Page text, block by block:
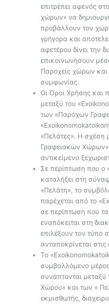
επιτρέπει αφενός
χώρων» να
προβάλλουν τον
γρήγορα και
αφετέρου δίνει την
επικοινωνήσουν
Παροχείς χώρων
συμφωνίας.
Οι Όροι Χρήσης και
μεταξύ του
των «Παρόχων
«Πελάτες». Η σχέση
Γραφειακών Χώρων»
αντικείμενο
Σε περίπτωση που ο
καταλήξει στη
«Πελάτη», το
παρέχεται από το
σε περίπτωση που
εναπόκειται στη
επιλέξουν τον τύπο
ανταποκρίνεται
Το
συμβαλλόμενο
συνάπτονται
Χώρου» και των «
εκμισθωτής,